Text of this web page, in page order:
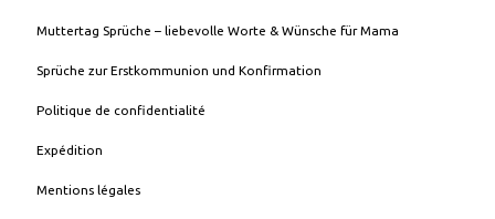
Muttertag Sprüche – liebevolle Worte & Wünsche für Mama
Sprüche zur Erstkommunion und Konfirmation
Politique de confidentialité
Expédition
Mentions légales